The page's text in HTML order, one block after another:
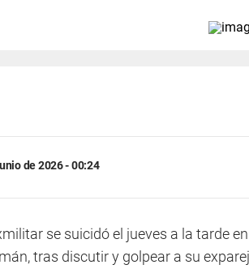
de 2026 - 00:24
se suicidó el jueves a la tarde
tras discutir y golpear a su